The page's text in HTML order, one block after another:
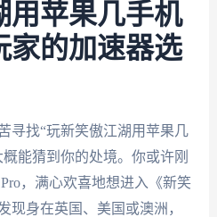
用苹果几手机
家的加速器选
寻找“玩新笑傲江湖用苹果几
能猜到你的处境。你或许刚
，满心欢喜地想进入《新笑
现身在英国、美国或澳洲，